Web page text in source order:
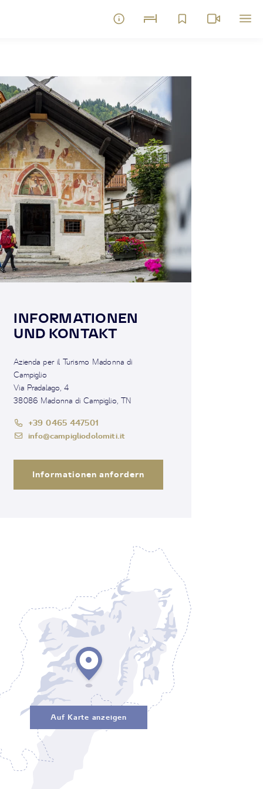
INFORMATIONEN
UND KONTAKT
Azienda per il Turismo Madonna di
Campiglio
Via Pradalago, 4
38086 Madonna di Campiglio, TN
+39 0465 447501
info@campigliodolomiti.it
Informationen anfordern
Auf Karte anzeigen